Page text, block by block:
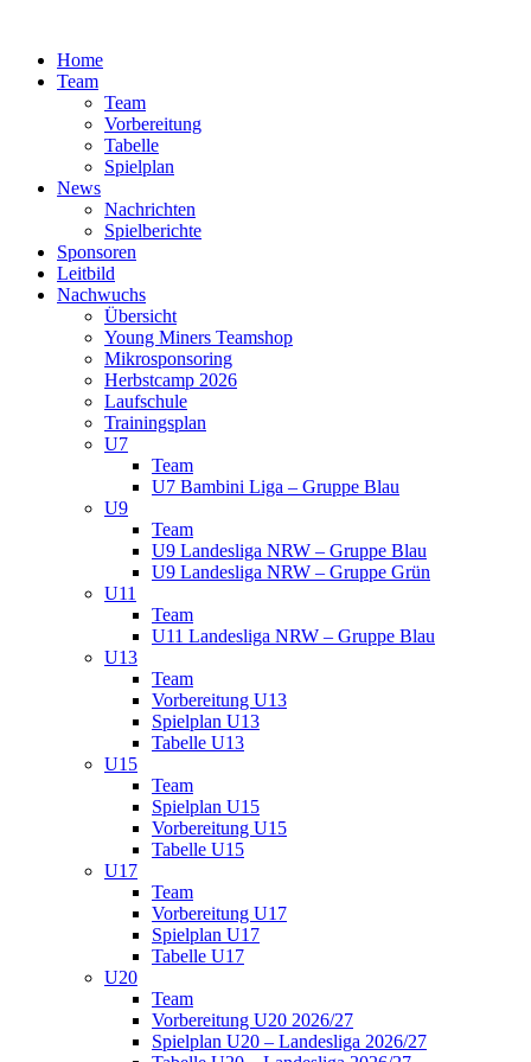
springenHome
Team
Team
Vorbereitung
Tabelle
Spielplan
News
Nachrichten
Spielberichte
Sponsoren
Leitbild
Nachwuchs
Übersicht
Young Miners Teamshop
Mikrosponsoring
Herbstcamp 2026
Laufschule
Trainingsplan
U7
Team
U7 Bambini Liga – Gruppe Blau
U9
Team
U9 Landesliga NRW – Gruppe Blau
U9 Landesliga NRW – Gruppe Grün
U11
Team
U11 Landesliga NRW – Gruppe Blau
U13
Team
Vorbereitung U13
Spielplan U13
Tabelle U13
U15
Team
Spielplan U15
Vorbereitung U15
Tabelle U15
U17
Team
Vorbereitung U17
Spielplan U17
Tabelle U17
U20
Team
Vorbereitung U20 2026/27
Spielplan U20 – Landesliga 2026/27